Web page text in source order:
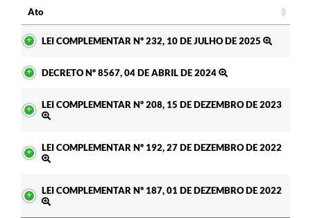
Ato
LEI COMPLEMENTAR Nº 232, 10 DE JULHO DE 2025
DECRETO Nº 8567, 04 DE ABRIL DE 2024
LEI COMPLEMENTAR Nº 208, 15 DE DEZEMBRO DE 2023
LEI COMPLEMENTAR Nº 192, 27 DE DEZEMBRO DE 2022
LEI COMPLEMENTAR Nº 187, 01 DE DEZEMBRO DE 2022